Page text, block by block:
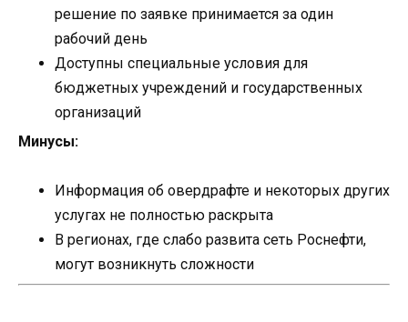
решение по заявке принимается за один
рабочий день
Доступны специальные условия для
бюджетных учреждений и государственных
организаций
Минусы:
Информация об овердрафте и некоторых других
услугах не полностью раскрыта
В регионах, где слабо развита сеть Роснефти,
могут возникнуть сложности